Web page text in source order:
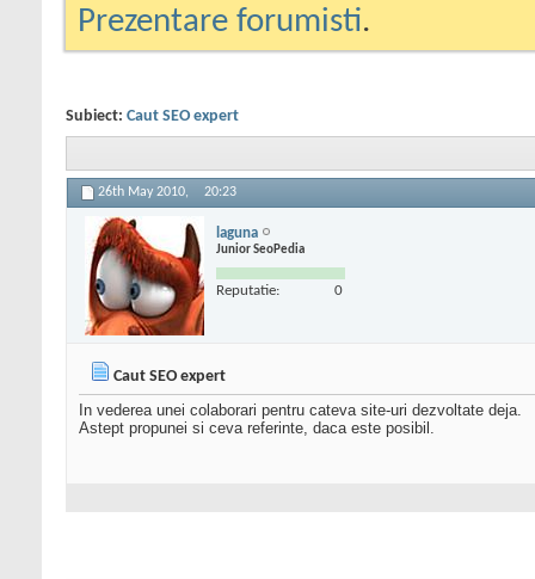
Prezentare forumisti.
Subiect: Caut SEO expert
26th May 2010, 20:23
laguna
Junior SeoPedia
Reputatie: 0
Caut SEO expert
In vederea unei colaborari pentru cateva site-uri dezvoltate deja.
Astept propunei si ceva referinte, daca este posibil.